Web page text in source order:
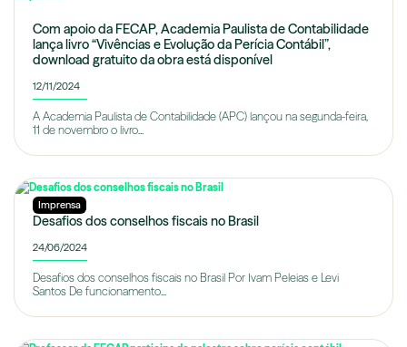
Com apoio da FECAP, Academia Paulista de Contabilidade
lança livro “Vivências e Evolução da Perícia Contábil”,
download gratuito da obra está disponível
12/11/2024
A Academia Paulista de Contabilidade (APC) lançou na segunda-feira,
11 de novembro o livro...
Imprensa
Desafios dos conselhos fiscais no Brasil
24/06/2024
Desafios dos conselhos fiscais no Brasil Por Ivam Peleias e Levi
Santos De funcionamento...